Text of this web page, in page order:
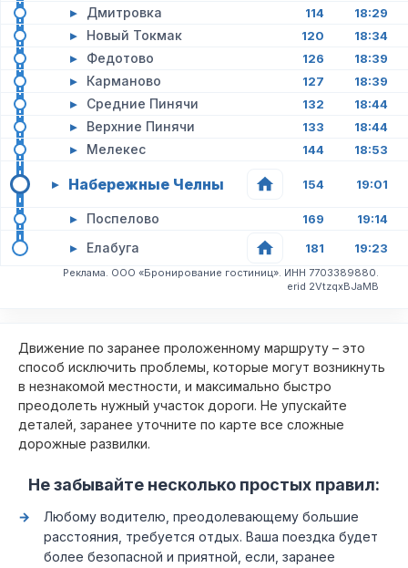
▸ Дмитровка 114 18:29
▸ Новый Токмак 120 18:34
▸ Федотово 126 18:39
▸ Карманово 127 18:39
▸ Средние Пинячи 132 18:44
▸ Верхние Пинячи 133 18:44
▸ Мелекес 144 18:53
▸ Набережные Челны 154 19:01
▸ Поспелово 169 19:14
▸ Елабуга 181 19:23
Реклама. ООО «Бронирование гостиниц». ИНН 7703389880.
erid 2VtzqxBJaMB
Движение по заранее проложенному маршруту – это
способ исключить проблемы, которые могут возникнуть
в незнакомой местности, и максимально быстро
преодолеть нужный участок дороги. Не упускайте
деталей, заранее уточните по карте все сложные
дорожные развилки.
Не забывайте несколько простых правил:
Любому водителю, преодолевающему большие
расстояния, требуется отдых. Ваша поездка будет
более безопасной и приятной, если, заранее